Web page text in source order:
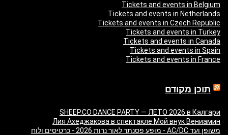
Tickets and events in Belgium
Tickets and events in Netherlands
Tickets and events in Czech Republic
Tickets and events in Turkey
Tickets and events in Canada
Tickets and events in Spain
Tickets and events in France
תוכן מקודם
SHEEP.CO DANCE PARTY — ЛЕТО 2026 в Калгари
Лия Ахеджакова в спектакле Мой внук Вениамин
משופן ועד AC/DC - מופע פסנתר לאור נרות 2026 - כרטיסים ולוח